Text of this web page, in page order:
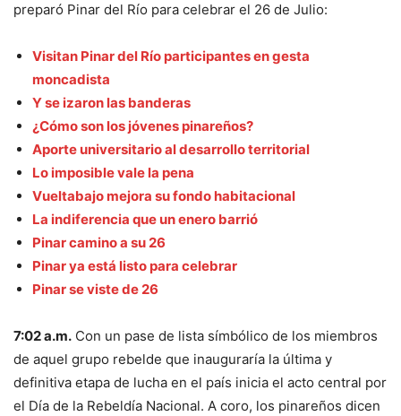
preparó Pinar del Río para celebrar el 26 de Julio:
Visitan Pinar del Río participantes en gesta
moncadista
Y se izaron las banderas
¿Cómo son los jóvenes pinareños?
Aporte universitario al desarrollo territorial
Lo imposible vale la pena
Vueltabajo mejora su fondo habitacional
La indiferencia que un enero barrió
Pinar camino a su 26
Pinar ya está listo para celebrar
Pinar se viste de 26
7:02 a.m. Con un pase de lista símbólico de los miembros
de aquel grupo rebelde que inauguraría la última y
definitiva etapa de lucha en el país inicia el acto central por
el Día de la Rebeldía Nacional. A coro, los pinareños dicen